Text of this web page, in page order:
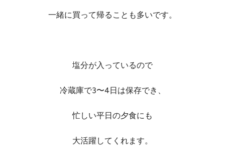
一緒に買って帰ることも多いです。
塩分が入っているので
冷蔵庫で3〜4日は保存でき、
忙しい平日の夕食にも
大活躍してくれます。